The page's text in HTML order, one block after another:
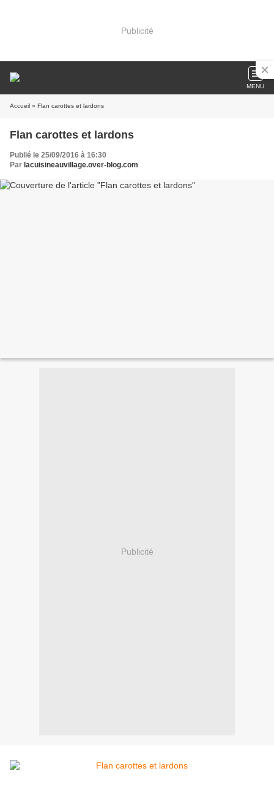
Publicité
MENU
Accueil » Flan carottes et lardons
Flan carottes et lardons
Publié le 25/09/2016 à 16:30
Par lacuisineauvillage.over-blog.com
Publicité